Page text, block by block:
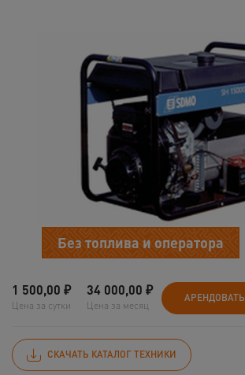
Без топлива и оператора
1 500,00 ₽
Цена за сутки
34 000,00 ₽
Цена за месяц
АРЕНДОВАТЬ
СКАЧАТЬ КАТАЛОГ ТЕХНИКИ